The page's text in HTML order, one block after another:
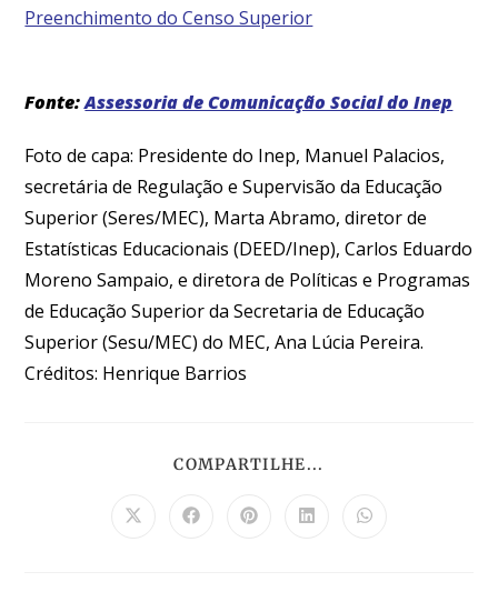
Preenchimento do Censo Superior
Fonte:Assessoria de Comunicação Social do Inep
Foto de capa: Presidente do Inep, Manuel Palacios,
secretária de Regulação e Supervisão da Educação
Superior (Seres/MEC), Marta Abramo, diretor de
Estatísticas Educacionais (DEED/Inep), Carlos Eduardo
Moreno Sampaio, e diretora de Políticas e Programas
de Educação Superior da Secretaria de Educação
Superior (Sesu/MEC) do MEC, Ana Lúcia Pereira.
Créditos: Henrique Barrios
COMPARTILHE...